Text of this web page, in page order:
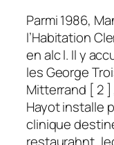
Parmi 1986,
l’Habitation
en alc l. Il y
les George
Mitterrand [ 2 ]
Hayot installe
clinique